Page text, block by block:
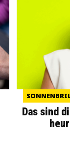
Das sind